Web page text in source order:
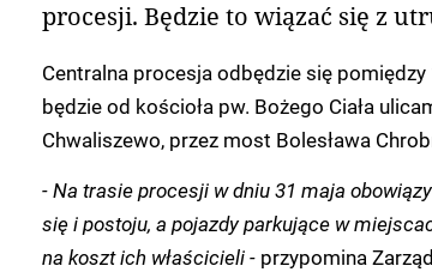
procesji. Będzie to wiązać się z
Centralna procesja odbędzie się
będzie od kościoła pw. Bożego Ciała
Chwaliszewo, przez most Bolesława
- Na trasie procesji w dniu 31 maja
się i postoju, a pojazdy parkujące w
na koszt ich właścicieli -przypomina